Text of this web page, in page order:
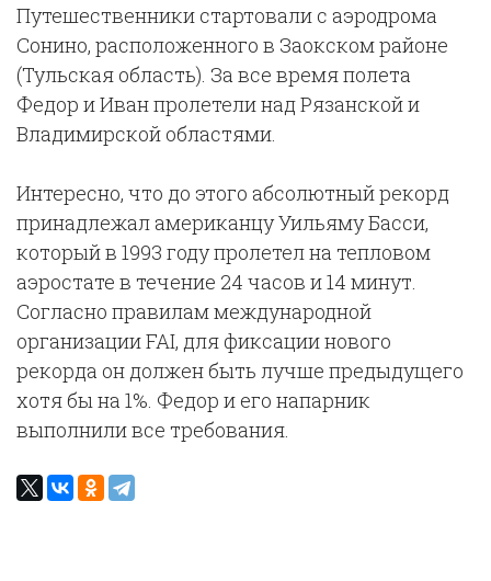
Путешественники стартовали с аэродрома
Сонино, расположенного в Заокском районе
(Тульская область). За все время полета
Федор и Иван пролетели над Рязанской и
Владимирской областями.
Интересно, что до этого абсолютный рекорд
принадлежал американцу Уильяму Басси,
который в 1993 году пролетел на тепловом
аэростате в течение 24 часов и 14 минут.
Согласно правилам международной
организации FAI, для фиксации нового
рекорда он должен быть лучше предыдущего
хотя бы на 1%. Федор и его напарник
выполнили все требования.